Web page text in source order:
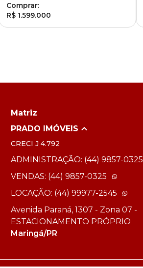
Comprar:
R$ 1.599.000
Matriz
PRADO IMÓVEIS
CRECI J 4.792
ADMINISTRAÇÃO: (44) 9857-0325
VENDAS: (44) 9857-0325
LOCAÇÃO: (44) 99977-2545
Avenida Paraná, 1307 - Zona 07 -
ESTACIONAMENTO PRÓPRIO
Maringá/PR